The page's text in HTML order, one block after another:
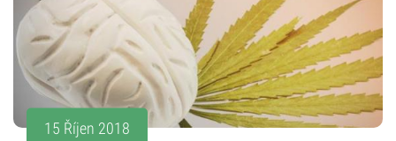
15 Říjen 2018